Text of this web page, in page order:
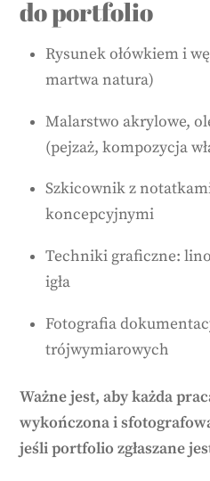
do portfolio
Rysunek ołówkiem i
martwa natura)
Malarstwo akrylowe,
(pejzaż, kompozycja
Szkicownik z
koncepcyjnymi
Techniki graficzne:
igła
Fotografia
trójwymiarowych
Ważne jest, aby każda
wykończona i
jeśli portfolio zgłaszane